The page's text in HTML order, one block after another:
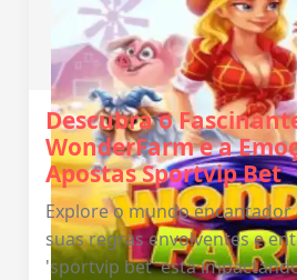
Descubra o
WonderFarm e a
Apostas Sportvip Bet
Explore o mundo
suas regras envolventes e
'sportvip bet' está